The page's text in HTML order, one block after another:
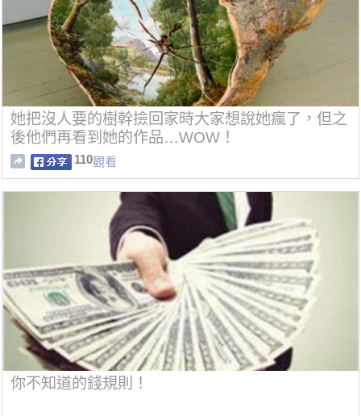
她把沒人要的樹幹撿回家時大家想說她瘋了，但之
後他們再看到她的作品…WOW！
110觀看
你不知道的錢規則！